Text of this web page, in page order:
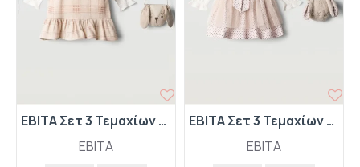
EBITA
EBITA Σετ 3 Τεμαχίων Σαλοπέτα Φούστα-Μπλούζα-Τσαντάκι 267521 Μπεζ
EBITA
EBITA Σετ 3 Τεμαχίων Σαλοπέτα Φούστα Πουά-Μπλούζα-Τσαντάκι "Bunny" 267520 Ροζ